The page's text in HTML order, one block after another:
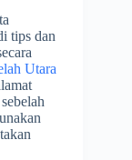
tips dan
Utara